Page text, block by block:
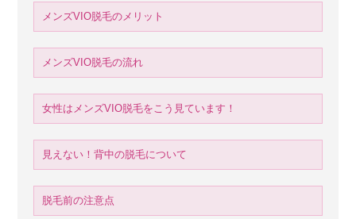
メンズVIO脱毛のメリット
メンズVIO脱毛の流れ
女性はメンズVIO脱毛をこう見ています！
見えない！背中の脱毛について
脱毛前の注意点